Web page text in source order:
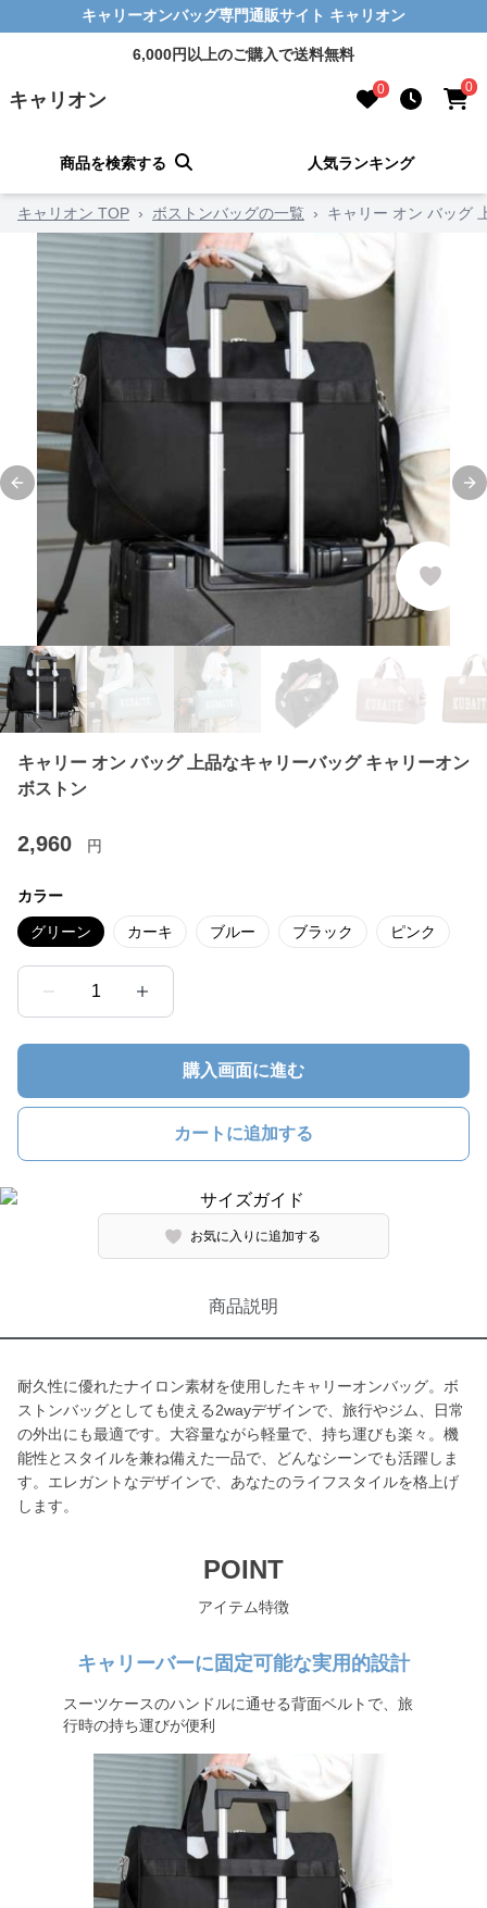
キャリーオンバッグ専門通販サイト キャリオン
6,000円以上のご購入で送料無料
キャリオン 0 0
商品を検索する 人気ランキング
キャリオン TOP › ボストンバッグの一覧 › キャリー オン バッグ
Previous slide
キャリー オン バッグ 上品なキャリーバッグ キャリーオン
ボストン
2,960 円
カラー
グリーン カーキ ブルー ブラック ピンク
1
購入画面に進む
カートに追加する
お気に入りに追加する
商品説明
耐久性に優れたナイロン素材を使用したキャリーオンバッグ。ボ
ストンバッグとしても使える2wayデザインで、旅行やジム、日常
の外出にも最適です。大容量ながら軽量で、持ち運びも楽々。機
能性とスタイルを兼ね備えた一品で、どんなシーンでも活躍しま
す。エレガントなデザインで、あなたのライフスタイルを格上げ
します。
POINT
アイテム特徴
キャリーバーに固定可能な実用的設計
スーツケースのハンドルに通せる背面ベルトで、旅
行時の持ち運びが便利